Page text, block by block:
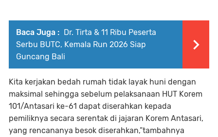
Baca Juga : Dr. Tirta & 11 Ribu Peserta
Serbu BUTC, Kemala Run 2026 Siap
Guncang Bali
Kita kerjakan bedah rumah tidak layak huni dengan
maksimal sehingga sebelum pelaksanaan HUT Korem
101/Antasari ke-61 dapat diserahkan kepada
pemiliknya secara serentak di jajaran Korem Antasari,
yang rencananya besok diserahkan,”tambahnya